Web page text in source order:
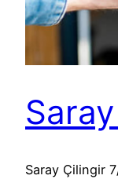
Saray Çilingir